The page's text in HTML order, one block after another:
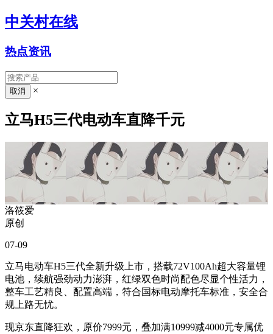
中关村在线
热点资讯
×
立马H5三代电动车直降千元
洛筱爱
原创
07-09
立马电动车H5三代全新升级上市，搭载72V100Ah超大容量锂
电池，续航强劲动力澎湃，红绿双色时尚配色尽显个性活力，
整车工艺精良、配置高端，符合国标电动摩托车标准，安全合
规上路无忧。
现京东直降狂欢，原价7999元，叠加满10999减4000元专属优